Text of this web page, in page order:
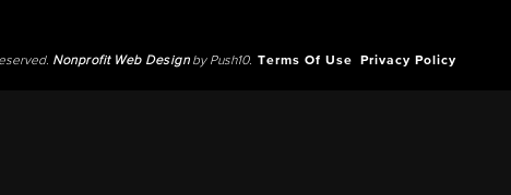
Nonprofit Web Designby Push10. Terms Of Use Privacy Policy